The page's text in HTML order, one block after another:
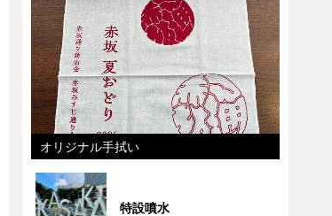
オリジナル手拭い
特設噴水